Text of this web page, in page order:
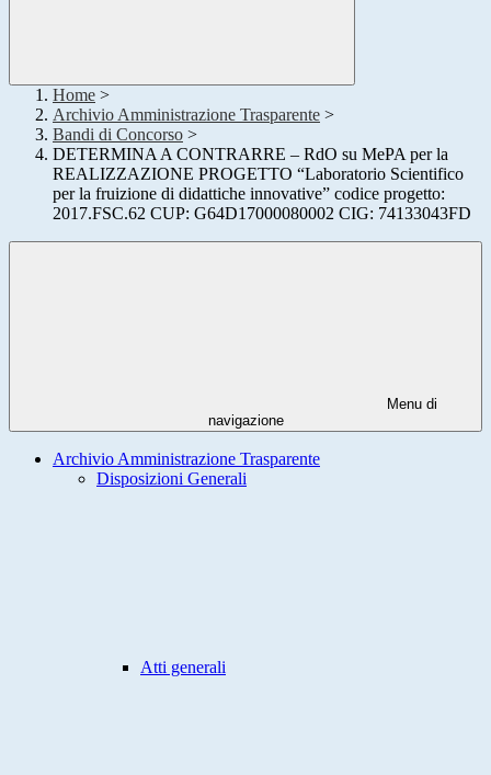
Home >
Archivio Amministrazione Trasparente >
Bandi di Concorso >
DETERMINA A CONTRARRE – RdO su MePA per la
REALIZZAZIONE PROGETTO “Laboratorio Scientifico
per la fruizione di didattiche innovative” codice progetto:
2017.FSC.62 CUP: G64D17000080002 CIG: 74133043FD
Menu di
navigazione
Archivio Amministrazione Trasparente
Disposizioni Generali
Atti generali